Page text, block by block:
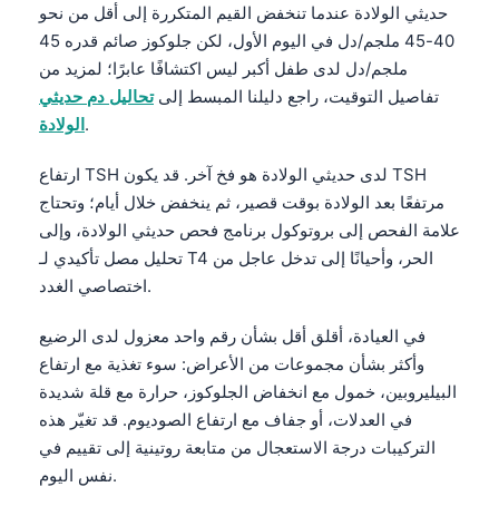
حديثي الولادة عندما تنخفض القيم المتكررة إلى أقل من نحو
40-45 ملجم/دل في اليوم الأول، لكن جلوكوز صائم قدره 45
ملجم/دل لدى طفل أكبر ليس اكتشافًا عابرًا؛ لمزيد من
تفاصيل التوقيت، راجع دليلنا المبسط إلىتحاليل دم حديثي
الولادة.
ارتفاع TSH لدى حديثي الولادة هو فخ آخر. قد يكون TSH
مرتفعًا بعد الولادة بوقت قصير، ثم ينخفض خلال أيام؛ وتحتاج
علامة الفحص إلى بروتوكول برنامج فحص حديثي الولادة، وإلى
تحليل مصل تأكيدي لـ T4 الحر، وأحيانًا إلى تدخل عاجل من
اختصاصي الغدد.
في العيادة، أقلق أقل بشأن رقم واحد معزول لدى الرضيع
وأكثر بشأن مجموعات من الأعراض: سوء تغذية مع ارتفاع
البيليروبين، خمول مع انخفاض الجلوكوز، حرارة مع قلة شديدة
في العدلات، أو جفاف مع ارتفاع الصوديوم. قد تغيّر هذه
التركيبات درجة الاستعجال من متابعة روتينية إلى تقييم في
نفس اليوم.